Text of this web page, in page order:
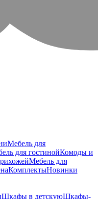
Мебель для
для гостинойКомоды и
Мебель для
КомплектыНовинки
Шкафы в детскуюШкафы-